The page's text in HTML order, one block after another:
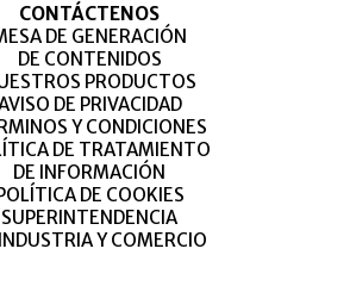
CONTÁCTENOS
DE GENERACIÓN
DE CONTENIDOS
PRODUCTOS
DE PRIVACIDAD
Y CONDICIONES
DE TRATAMIENTO
DE INFORMACIÓN
DE COOKIES
SUPERINTENDENCIA
Y COMERCIO